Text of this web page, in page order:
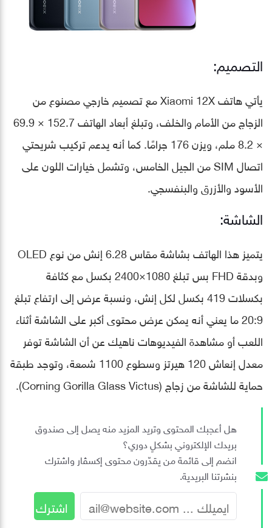
التصميم:
يأتي هاتف Xiaomi 12X مع تصميم خارجي مصنوع من
الزجاج من الأمام والخلف، وتبلغ أبعاد الهاتف 152.7 × 69.9
× 8.2 ملم، ويزن 176 جرامًا. كما أنه يدعم تركيب شريحتي
اتصال SIM من الجيل الخامس، وتشمل خيارات اللون على
الأسود والأزرق والبنفسجي.
الشاشة:
يتميز هذا الهاتف بشاشة مقاس 6.28 إنش من نوع OLED
وبدقة FHD بس تبلغ 1080×2400 بكسل مع كثافة
بكسلات 419 بكسل لكل إنش، ونسبة عرض إلى ارتفاع تبلغ
20:9 ما يعني أنه يمكن عرض محتوى أكبر على الشاشة أثناء
اللعب أو مشاهدة الفيديوهات ناهيك عن أن الشاشة توفر
معدل إنعاش 120 هيرتز وسطوع 1100 شمعة، وتوجد طبقة
حماية للشاشة من زجاج (Corning Gorilla Glass Victus).
هل أعجبك المحتوى وتريد المزيد منه يصل إلى صندوق
بريدك الإلكتروني بشكلٍ دوري؟
انضم إلى قائمة من يقدّرون محتوى إكسڤار واشترك
بنشرتنا البريدية.